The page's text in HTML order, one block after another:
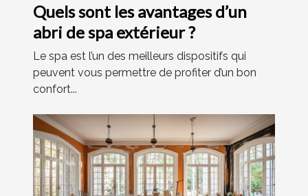
Quels sont les avantages d’un
abri de spa extérieur ?
Le spa est l’un des meilleurs dispositifs qui
peuvent vous permettre de profiter d’un bon
confort...